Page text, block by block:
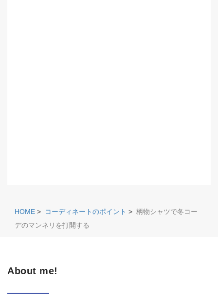
HOME > コーディネートのポイント > 柄物シャツで冬コー
デのマンネリを打開する
About me!